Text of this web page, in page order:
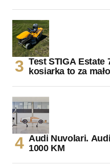
Test STIGA Estate
kosiarka to za mało
Audi Nuvolari.
1000 KM